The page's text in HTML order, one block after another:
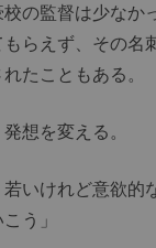
の監督は少なか
らえず、その名
たこともある。
想を変える。
いけれど意欲的
う」